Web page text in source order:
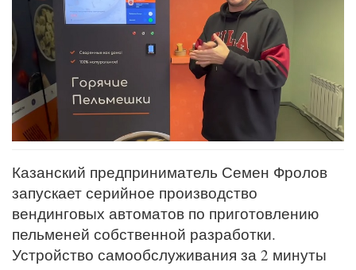
Казанский предприниматель Семен Фролов
запускает серийное производство
вендинговых автоматов по приготовлению
пельменей собственной разработки.
Устройство самообслуживания за 2 минуты